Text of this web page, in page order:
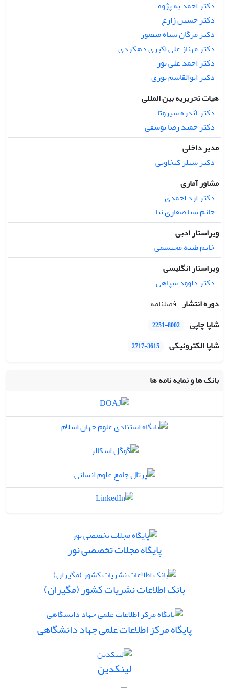
می‌شود این آموزش در برنامه‌های پیشگیرانه و مداخلاتی مدارس
گنجانده شود.
دکتر احمد به پژوه
دکتر حسین زارع
دکتر مژگان سپاه منصور
دکتر مهناز علی اکبری دهکردی
دکتر احمد علی پور
دکتر ابوالقاسم نوری
هیات تحریریه بین المللی
دکتر آندره سیروتا
دکتر حمید رضا یوسفی
مدیر داخلی
دکتر شیلر کیخاونی
مشاور آماری
دکتر ارد احمدی
خانم سبا صفاری نیا
ویراستار ادبی
خانم طیبه محتشمی
ویراستار انگلیسی
دکتر داوود سپاهی
دوره انتشار فصلنامه
شاپا چاپی
2251-8002
شاپا الکترونیکی 2717-3615
بانک ها و نمایه نامه ها
پایگاه مجلات تخصصی نور
بانک اطلاعات نشریات کشور (مگیران)
پایگاه مرکز اطلاعات علمی جهاد دانشگاهی
لینکدین